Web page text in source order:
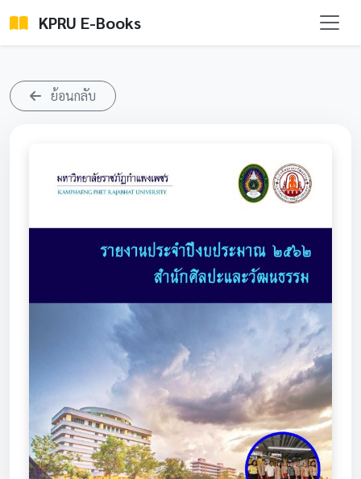
KPRU E-Books
ย้อนกลับ